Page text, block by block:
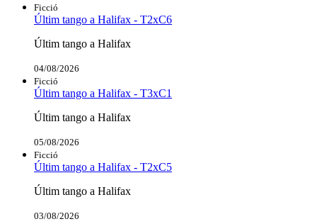
Ficció
Últim tango a Halifax - T2xC6
Últim tango a Halifax
04/08/2026
Ficció
Últim tango a Halifax - T3xC1
Últim tango a Halifax
05/08/2026
Ficció
Últim tango a Halifax - T2xC5
Últim tango a Halifax
03/08/2026